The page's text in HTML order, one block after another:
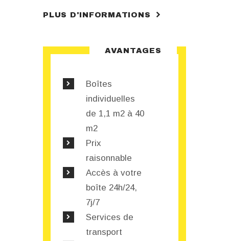
PLUS D'INFORMATIONS
AVANTAGES
Boîtes
individuelles
de 1,1 m2 à 40
m2
Prix
raisonnable
Accès à votre
boîte 24h/24,
7j/7
Services de
transport